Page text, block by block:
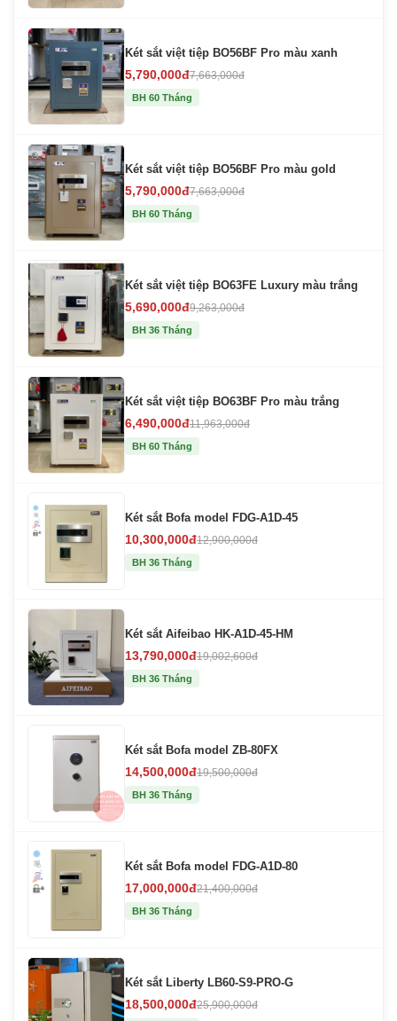
Két sắt việt tiệp BO56BF Pro màu xanh
5,790,000đ7,663,000đ
BH 60 Tháng
Két sắt việt tiệp BO56BF Pro màu gold
5,790,000đ7,663,000đ
BH 60 Tháng
Két sắt việt tiệp BO63FE Luxury màu trắng
5,690,000đ9,263,000đ
BH 36 Tháng
Két sắt việt tiệp BO63BF Pro màu trắng
6,490,000đ11,963,000đ
BH 60 Tháng
Két sắt Bofa model FDG-A1D-45
10,300,000đ12,900,000đ
BH 36 Tháng
Két sắt Aifeibao HK-A1D-45-HM
13,790,000đ19,002,600đ
BH 36 Tháng
Két sắt Bofa model ZB-80FX
14,500,000đ19,500,000đ
BH 36 Tháng
Két sắt Bofa model FDG-A1D-80
17,000,000đ21,400,000đ
BH 36 Tháng
Két sắt Liberty LB60-S9-PRO-G
18,500,000đ25,900,000đ